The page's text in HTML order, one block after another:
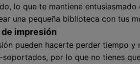
lo que te mantiene
una pequeña biblioteca con tus
impresión
pueden hacerte perder tiempo
soportados, por lo que no tienes